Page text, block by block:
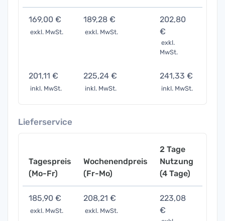
169,00 €
exkl. MwSt.
189,28 €
exkl. MwSt.
202,80
€
exkl.
MwSt.
201,11 €
inkl. MwSt.
225,24 €
inkl. MwSt.
241,33 €
inkl. MwSt.
Lieferservice
Tagespreis
(Mo-Fr)
Wochenendpreis
(Fr-Mo)
2 Tage
Nutzung
(4 Tage)
185,90 €
exkl. MwSt.
208,21 €
exkl. MwSt.
223,08
€